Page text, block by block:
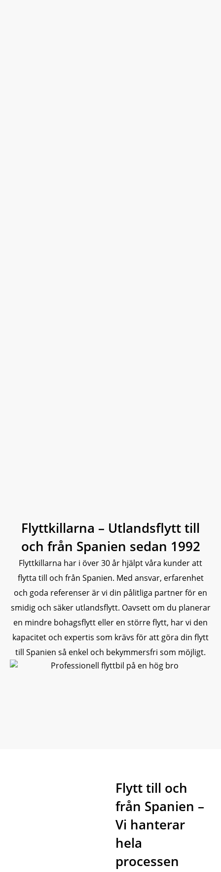
Flyttkillarna – Utlandsflytt till
och från Spanien sedan 1992
Flyttkillarna har i över 30 år hjälpt våra kunder att
flytta till och från Spanien. Med ansvar, erfarenhet
och goda referenser är vi din pålitliga partner för en
smidig och säker utlandsflytt. Oavsett om du planerar
en mindre bohagsflytt eller en större flytt, har vi den
kapacitet och expertis som krävs för att göra din flytt
till Spanien så enkel och bekymmersfri som möjligt.
Flytt till och
från Spanien –
Vi hanterar
hela
processen